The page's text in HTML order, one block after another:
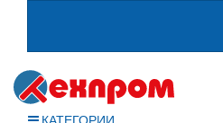
КАТЕГОРИИ